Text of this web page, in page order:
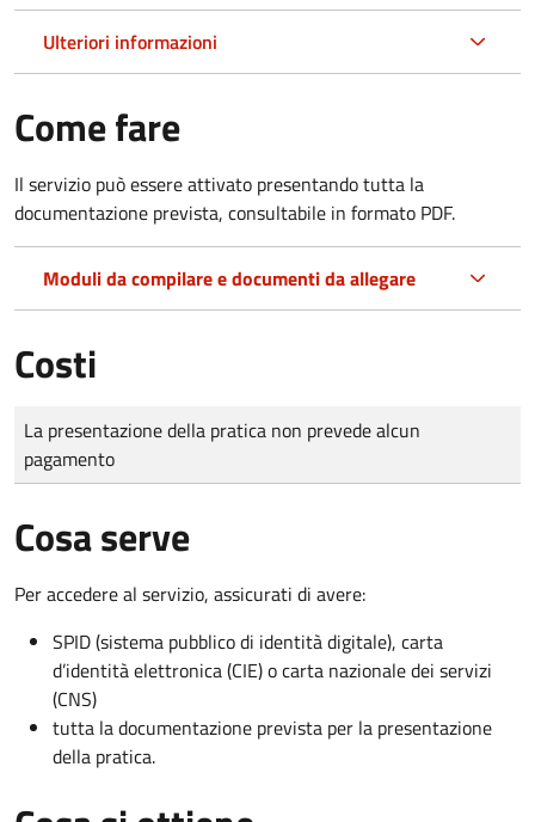
Ulteriori informazioni
Come fare
Il servizio può essere attivato presentando tutta la
documentazione prevista, consultabile in formato PDF.
Moduli da compilare e documenti da allegare
Costi
Tipo di pagamento
Importo
La presentazione della pratica non prevede alcun
pagamento
Cosa serve
Per accedere al servizio, assicurati di avere:
SPID (sistema pubblico di identità digitale), carta
d’identità elettronica (CIE) o carta nazionale dei servizi
(CNS)
tutta la documentazione prevista per la presentazione
della pratica.